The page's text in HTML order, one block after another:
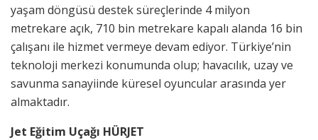
yaşam döngüsü destek süreçlerinde 4 milyon
metrekare açık, 710 bin metrekare kapalı alanda 16 bin
çalışanı ile hizmet vermeye devam ediyor. Türkiye’nin
teknoloji merkezi konumunda olup; havacılık, uzay ve
savunma sanayiinde küresel oyuncular arasında yer
almaktadır.
Jet Eğitim Uçağı HÜRJET